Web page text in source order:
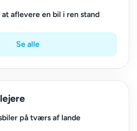
aflevere en bil i ren stand
Se alle
på tværs af lande